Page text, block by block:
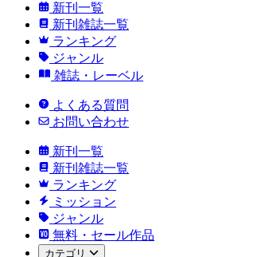
新刊一覧
新刊雑誌一覧
ランキング
ジャンル
雑誌・レーベル
よくある質問
お問い合わせ
新刊一覧
新刊雑誌一覧
ランキング
ミッション
ジャンル
無料・セール作品
カテゴリ